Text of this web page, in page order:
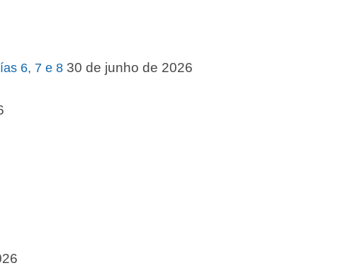
6, 7 e 8 30 de junho de 2026